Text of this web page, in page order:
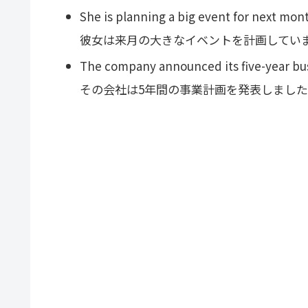
She is planning a big event for next
彼女は来月の大きなイベントを計画してい
The company announced its five-year
その会社は5年間の事業計画を発表しました